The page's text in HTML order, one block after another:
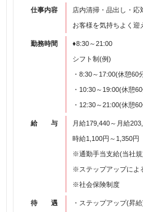
仕事内容 店内清掃・品出し・応
お客様を気持ちよく迎
勤務時間 ♦8:30～21:00
シフト制(例)
・8:30～17:00(休憩60
・10:30～19:00(休憩
・12:30～21:00(休憩
給 与 月給179,440～月給
時給1,100円～1,350円
※通勤手当支給(当社規
※ステップアップによ
※社会保険制度
待 遇 ・ステップアップ(昇